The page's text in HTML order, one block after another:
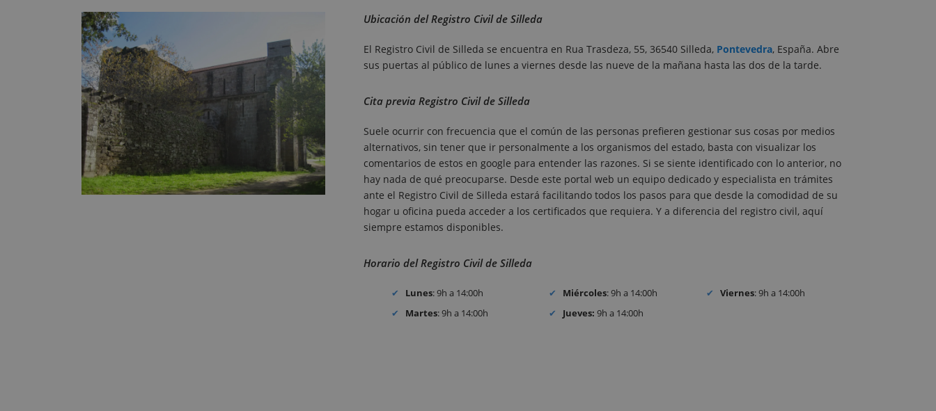
Ubicación del Registro Civil de Silleda
El Registro Civil de Silleda se encuentra en Rua Trasdeza, 55, 36540 Silleda, Pontevedra, España. Abre
sus puertas al público de lunes a viernes desde las nueve de la mañana hasta las dos de la tarde.
Cita previa Registro Civil de Silleda
Suele ocurrir con frecuencia que el común de las personas prefieren gestionar sus cosas por medios
alternativos, sin tener que ir personalmente a los organismos del estado, basta con visualizar los
comentarios de estos en google para entender las razones. Si se siente identificado con lo anterior, no
hay nada de qué preocuparse. Desde este portal web un equipo dedicado y especialista en trámites
ante el Registro Civil de Silleda estará facilitando todos los pasos para que desde la comodidad de su
hogar u oficina pueda acceder a los certificados que requiera. Y a diferencia del registro civil, aquí
siempre estamos disponibles.
Horario del Registro Civil de Silleda
Lunes: 9h a 14:00h
Martes: 9h a 14:00h
Miércoles: 9h a 14:00h
Jueves: 9h a 14:00h
Viernes: 9h a 14:00h